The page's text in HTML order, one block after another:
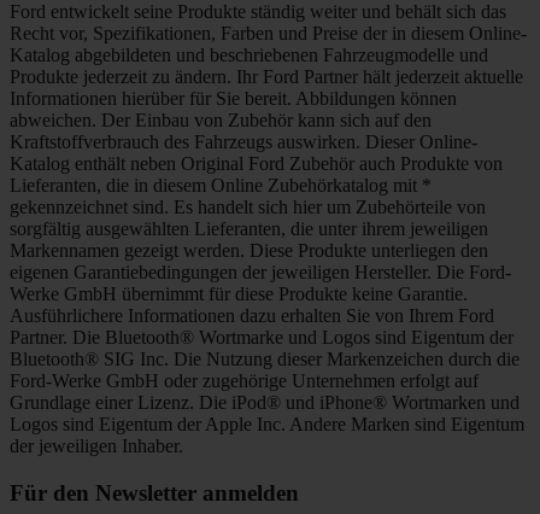
Ford entwickelt seine Produkte ständig weiter und behält sich das
Recht vor, Spezifikationen, Farben und Preise der in diesem Online-
Katalog abgebildeten und beschriebenen Fahrzeugmodelle und
Produkte jederzeit zu ändern. Ihr Ford Partner hält jederzeit aktuelle
Informationen hierüber für Sie bereit. Abbildungen können
abweichen. Der Einbau von Zubehör kann sich auf den
Kraftstoffverbrauch des Fahrzeugs auswirken. Dieser Online-
Katalog enthält neben Original Ford Zubehör auch Produkte von
Lieferanten, die in diesem Online Zubehörkatalog mit *
gekennzeichnet sind. Es handelt sich hier um Zubehörteile von
sorgfältig ausgewählten Lieferanten, die unter ihrem jeweiligen
Markennamen gezeigt werden. Diese Produkte unterliegen den
eigenen Garantiebedingungen der jeweiligen Hersteller. Die Ford-
Werke GmbH übernimmt für diese Produkte keine Garantie.
Ausführlichere Informationen dazu erhalten Sie von Ihrem Ford
Partner. Die Bluetooth® Wortmarke und Logos sind Eigentum der
Bluetooth® SIG Inc. Die Nutzung dieser Markenzeichen durch die
Ford-Werke GmbH oder zugehörige Unternehmen erfolgt auf
Grundlage einer Lizenz. Die iPod® und iPhone® Wortmarken und
Logos sind Eigentum der Apple Inc. Andere Marken sind Eigentum
der jeweiligen Inhaber.
Für den Newsletter anmelden